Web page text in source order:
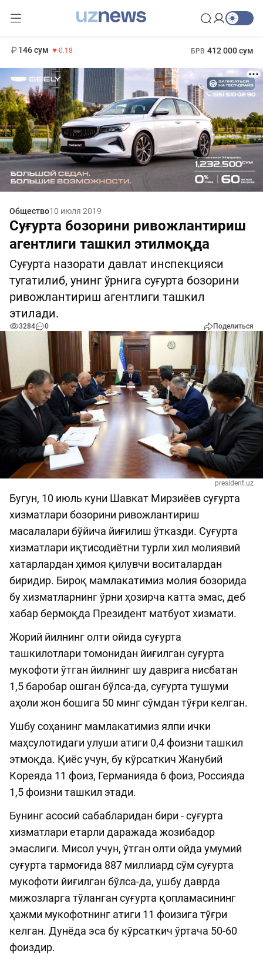
146 сум -0.18 БРВ 412 000 сум
Общество10 июля 2019
Суғурта бозорини ривожлантириш
агентлиги ташкил этилмоқда
Суғурта назорати давлат инспекцияси
тугатилиб, унинг ўрнига суғурта бозорини
ривожлантириш агентлиги ташкил
этилади.
3284 0 Поделиться
president.uz
Бугун, 10 июль куни Шавкат Мирзиёев суғурта
хизматлари бозорини ривожлантириш
масалалари бўйича йиғилиш ўтказди. Суғурта
хизматлари иқтисодиётни турли хил молиявий
хатарлардан ҳимоя қилувчи воситалардан
биридир. Бироқ мамлакатимиз молия бозорида
бу хизматларнинг ўрни ҳозирча катта эмас, деб
хабар бермоқда Президент матбуот хизмати.
Жорий йилнинг олти ойида суғурта
ташкилотлари томонидан йиғилган суғурта
мукофоти ўтган йилнинг шу даврига нисбатан
1,5 баробар ошган бўлса-да, суғурта тушуми
аҳоли жон бошига 50 минг сўмдан тўғри келган.
Ушбу соҳанинг мамлакатимиз ялпи ички
маҳсулотидаги улуши атиги 0,4 фоизни ташкил
этмоқда. Қиёс учун, бу кўрсаткич Жанубий
Кореяда 11 фоиз, Германияда 6 фоиз, Россияда
1,5 фоизни ташкил этади.
Бунинг асосий сабабларидан бири - суғурта
хизматлари етарли даражада жозибадор
эмаслиги. Мисол учун, ўтган олти ойда умумий
суғурта тармоғида 887 миллиард сўм суғурта
мукофоти йиғилган бўлса-да, ушбу даврда
мижозларга тўланган суғурта қопламасининг
ҳажми мукофотнинг атиги 11 фоизига тўғри
келган. Дунёда эса бу кўрсаткич ўртача 50-60
фоиздир.